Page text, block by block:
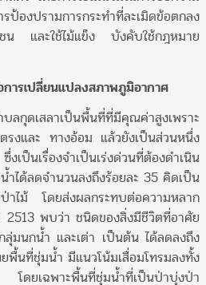
ป้องปรามการกระทำที่ละเมิดข้อตกลง
ชน และใช้ไม้แข็ง บังคับใช้กฎหมาย
ารเปลี่ยนแปลงสภาพภูมิอากาศ
สลาเป็นพื้นที่ที่มีคุณค่าสูงเพราะ
รงและ ทางอ้อม แล้วยังเป็นส่วนหนึ่ง
ป็นเรื่องจำเป็นเร่งด่วนที่ต้องดำเนิน
ได้ลดจำนวนลงถึงร้อยละ 35 คิดเป็น
าไม้ โดยส่งผลกระทบต่อความหลาก
พบว่า ชนิดของสิ่งมีชีวิตที่อาศัย
มนกน้ำ และเต่า เป็นต้น ได้ลดลงถึง
พื้นที่ชุ่มน้ำ มีแนวโน้มเสื่อมโทรมลงทั้ง
ดยเฉพาะพื้นที่ชุ่มน้ำที่เป็นป่าบุ่งป่า